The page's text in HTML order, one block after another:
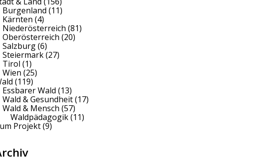
Burgenland (11)
Kärnten (4)
Niederösterreich (81)
Oberösterreich (20)
Salzburg(6)
Steiermark(27)
Tirol (1)
Wien (25)
(119)
Essbarer Wald (13)
Wald & Gesundheit(17)
Wald & Mensch (57)
Waldpädagogik(11)
Projekt(9)